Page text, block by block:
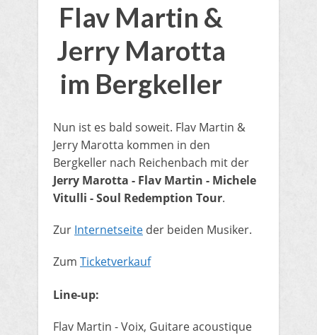
Flav Martin &
Jerry Marotta
im Bergkeller
​Nun ist es bald soweit. Flav Martin &
Jerry Marotta kommen in den
Bergkeller nach Reichenbach mit der
Jerry Marotta - Flav Martin - Michele
Vitulli - Soul Redemption Tour.
Zur Internetseite der beiden Musiker.​
Zum Ticketverkauf
Line-up:
​Flav Martin - Voix, Guitare acoustique